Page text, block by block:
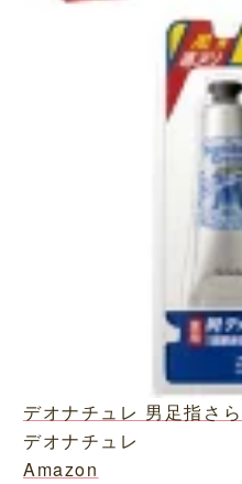
デオナチュレ 男足指さ
デオナチュレ
Amazon